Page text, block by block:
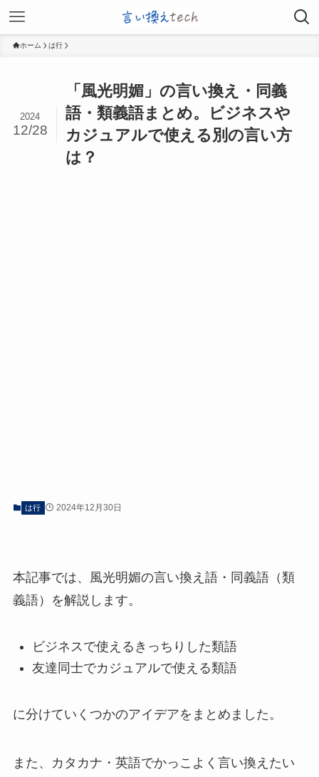
ホーム は行
「風光明媚」の言い換え・同義
語・類義語まとめ。ビジネスや
カジュアルで使える別の言い方
は？
2024
12/28
は行 2024年12月30日
本記事では、風光明媚の言い換え語・同義語（類
義語）を解説します。
ビジネスで使えるきっちりした類語
友達同士でカジュアルで使える類語
に分けていくつかのアイデアをまとめました。
また、カタカナ・英語でかっこよく言い換えたい